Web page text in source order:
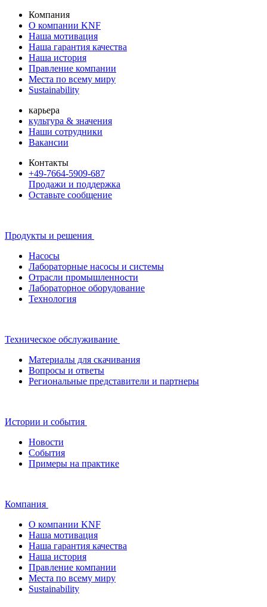
Компания
О компании KNF
Наша мотивация
Наша гарантия качества
Наша история
Правление компании
Места по всему миру
Sustainability
карьера
культура & значения
Наши сотрудники
Вакансии
Контакты
+49-7664-5909-687
Продажи и поддержка
Оставьте сообщение
Продукты и решения
Насосы
Лабораторные насосы и системы
Отрасли промышленности
Лабораторное оборудование
Технология
Техническое обслуживание
Материалы для скачивания
Вопросы и ответы
Региональные представители и партнеры
Истории и события
Новости
События
Примеры на практике
Компания
О компании KNF
Наша мотивация
Наша гарантия качества
Наша история
Правление компании
Места по всему миру
Sustainability